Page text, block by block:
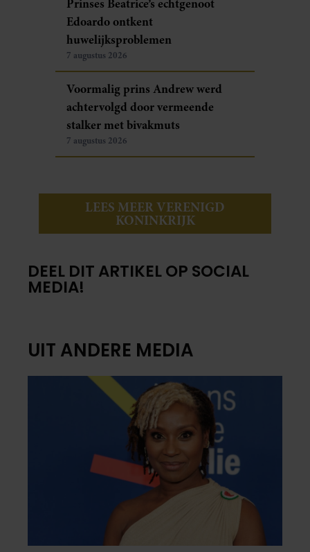
Prinses Beatrice’s echtgenoot
Edoardo ontkent
huwelijksproblemen
7 augustus 2026
Voormalig prins Andrew werd
achtervolgd door vermeende
stalker met bivakmuts
7 augustus 2026
LEES MEER VERENIGD
KONINKRIJK
DEEL DIT ARTIKEL OP SOCIAL
MEDIA!
UIT ANDERE MEDIA